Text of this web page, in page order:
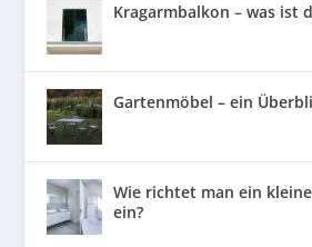
Kragarmbalkon – was ist
Gartenmöbel – ein
Wie richtet man ein
ein?